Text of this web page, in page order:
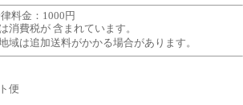
料金：1000円
消費税が 含まれています。
域は追加送料がかかる場合があります。
便